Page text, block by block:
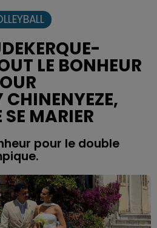
LE BONHEUR
CHINENYEZE,
MARIER
pour le double